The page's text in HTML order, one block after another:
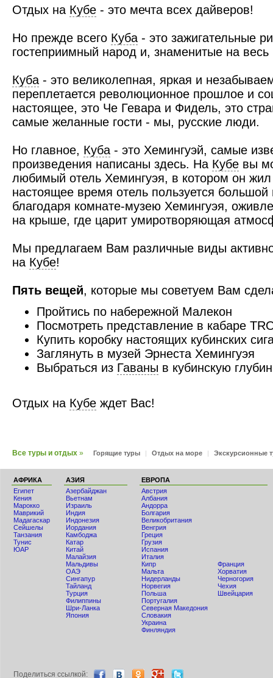
Отдых на Кубе - это мечта всех дайверов!
Но прежде всего Куба - это зажигательные
гостеприимный народ и, знаменитые на весь
Куба - это великолепная, яркая и
переплетается революционное прошлое и
настоящее, это Че Гевара и Фидель, это
самые желанные гости - мы, русские люди.
Но главное, Куба - это Хемингуэй, самые
произведения написаны здесь. На Кубе вы
любимый отель Хемингуэя, в котором он
настоящее время отель пользуется большой
благодаря комнате-музею Хемингуэя,
на крыше, где царит умиротворяющая
Мы предлагаем Вам различные виды
на Кубе!
Пять вещей, которые мы советуем Вам
Пройтись по набережной Малекон
Посмотреть представление в кабаре
Купить коробку настоящих кубинских
Заглянуть в музей Эрнеста Хемингуэя
Выбраться из Гаваны в кубинскую
Отдых на Кубе ждет Вас!
Все туры и отдых » Горящие туры | Отдых на море | Экскурсионные
АФРИКА
Египет
Кения
Мaрокко
Маврикий
Мадагаскар
Сейшелы
Танзания
Тунис
ЮАР
АЗИЯ
Азербайджан
Вьетнам
Израиль
Индия
Индонезия
Иордания
Камбоджа
Катар
Китай
Малайзия
Мальдивы
ОАЭ
Сингапур
Тайланд
Турция
Филиппины
Шри-Ланка
Япония
ЕВРОПА
Австрия
Албания
Андорра
Болгария
Великобритания
Венгрия
Греция
Грузия
Испания
Италия
Кипр
Мальта
Нидерланды
Норвегия
Польша
Португалия
Северная Македония
Словакия
Украина
Финляндия
Франция
Хорватия
Черногория
Чехия
Швейцария
Поделиться ccылкой: